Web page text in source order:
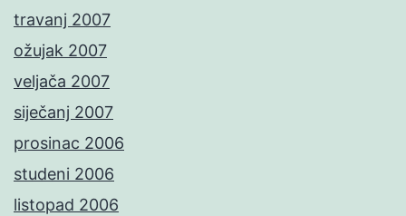
travanj 2007
ožujak 2007
veljača 2007
siječanj 2007
prosinac 2006
studeni 2006
listopad 2006